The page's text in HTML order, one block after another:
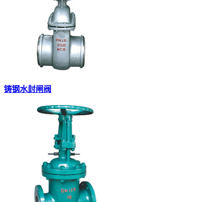
铸钢水封闸阀